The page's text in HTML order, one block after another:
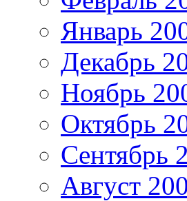
Январь
Декабрь
Ноябрь
Октябрь
Сентябрь
Август